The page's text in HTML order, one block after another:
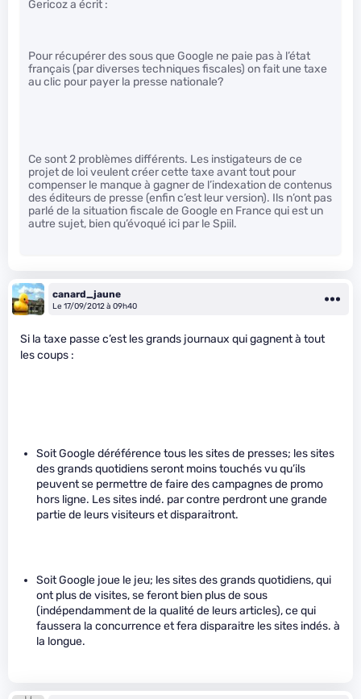
Gericoz a écrit :
Pour récupérer des sous que Google ne paie pas à l’état
français (par diverses techniques fiscales) on fait une taxe
au clic pour payer la presse nationale?
Ce sont 2 problèmes différents. Les instigateurs de ce
projet de loi veulent créer cette taxe avant tout pour
compenser le manque à gagner de l’indexation de contenus
des éditeurs de presse (enfin c’est leur version). Ils n’ont pas
parlé de la situation fiscale de Google en France qui est un
autre sujet, bien qu’évoqué ici par le Spiil.
canard_jaune
Le 17/09/2012 à 09h40
Si la taxe passe c’est les grands journaux qui gagnent à tout
les coups :
Soit Google déréférence tous les sites de presses; les sites
des grands quotidiens seront moins touchés vu qu’ils
peuvent se permettre de faire des campagnes de promo
hors ligne. Les sites indé. par contre perdront une grande
partie de leurs visiteurs et disparaitront.
Soit Google joue le jeu; les sites des grands quotidiens, qui
ont plus de visites, se feront bien plus de sous
(indépendamment de la qualité de leurs articles), ce qui
faussera la concurrence et fera disparaitre les sites indés. à
la longue.